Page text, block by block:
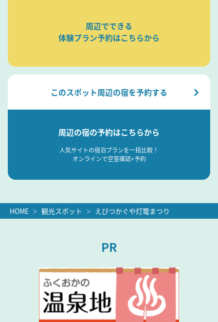
周辺でできる
体験プラン予約はこちらから
このスポット周辺の宿を予約する
周辺の宿の予約はこちらから
人気サイトの宿泊プランを一括比較！
オンラインで空室確認+予約
HOME 観光スポット えびつかぐや灯篭まつり
PR